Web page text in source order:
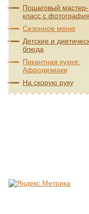
Пошаговый мастер-
класс с
Сезонное меню
Детские и
блюда
Пикантная кухня:
Афродизиаки
На скорую руку